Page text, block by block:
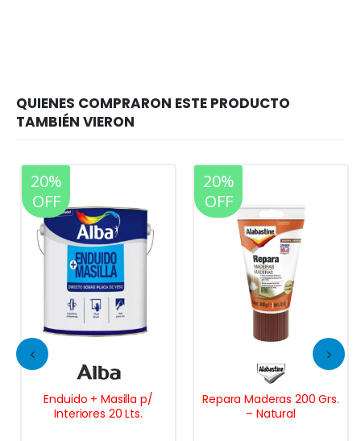
20%
OFF
Enduido + Masilla p/
Interiores 20 Lts.
20%
OFF
Repara Maderas 200 Grs.
– Natural